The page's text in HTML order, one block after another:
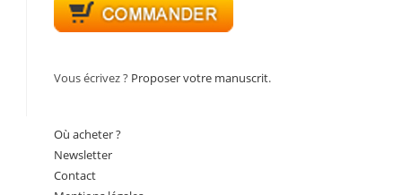
Vous écrivez ? Proposer votre manuscrit.
Où acheter ?
Newsletter
Contact